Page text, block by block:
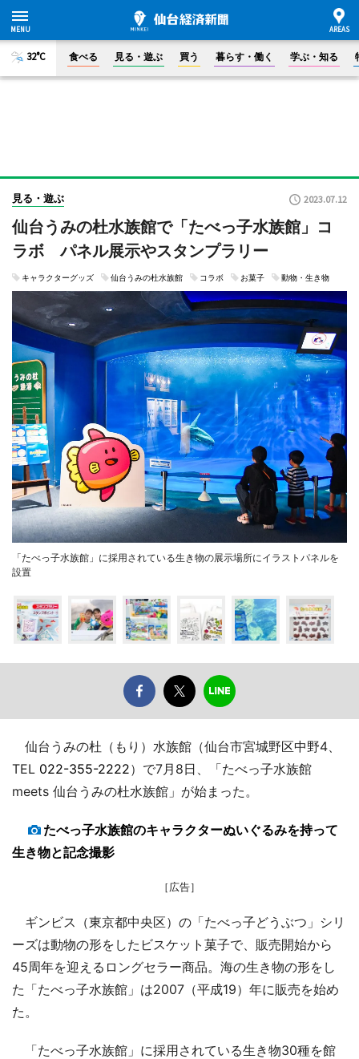
32°C 食べる 見る・遊ぶ 買う 暮らす・働く 学ぶ・知る
見る・遊ぶ 2023.07.12
仙台うみの杜水族館で「たべっ子水族館」コ
ラボ パネル展示やスタンプラリー
キャラクターグッズ 仙台うみの杜水族館 コラボ お菓子 動物・生き物
「たべっ子水族館」に採用されている生き物の展示場所にイラストパネルを
設置
仙台うみの杜（もり）水族館（仙台市宮城野区中野4、
TEL 022-355-2222）で7月8日、「たべっ子水族館
meets 仙台うみの杜水族館」が始まった。
たべっ子水族館のキャラクターぬいぐるみを持って
生き物と記念撮影
［広告］
ギンビス（東京都中央区）の「たべっ子どうぶつ」シリ
ーズは動物の形をしたビスケット菓子で、販売開始から
45周年を迎えるロングセラー商品。海の生き物の形をし
た「たべっ子水族館」は2007（平成19）年に販売を始め
た。
「たべっ子水族館」に採用されている生き物30種を館